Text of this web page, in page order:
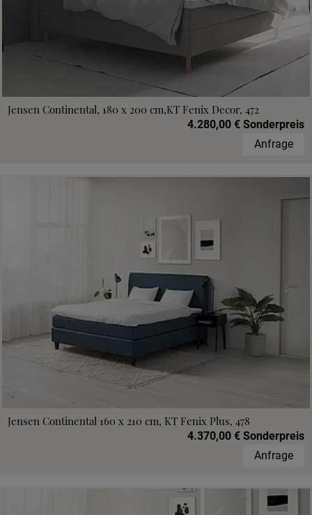
Jensen Continental, 180 x 200 cm,KT Fenix Decor, 472
4.280,00 € Sonderpreis
Anfrage
Jensen Continental 160 x 210 cm, KT Fenix Plus, 478
4.370,00 € Sonderpreis
Anfrage